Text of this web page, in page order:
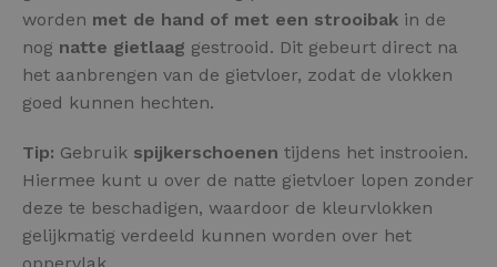
worden met de hand of met een strooibak in de
nog natte gietlaag gestrooid. Dit gebeurt direct na
het aanbrengen van de gietvloer, zodat de vlokken
goed kunnen hechten.
Tip: Gebruik spijkerschoenen tijdens het instrooien.
Hiermee kunt u over de natte gietvloer lopen zonder
deze te beschadigen, waardoor de kleurvlokken
gelijkmatig verdeeld kunnen worden over het